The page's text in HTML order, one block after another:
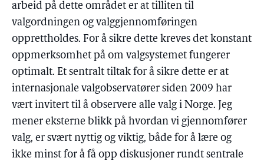
arbeid på dette området er at tilliten til
valgordningen og valggjennomføringen
opprettholdes. For å sikre dette kreves det konstant
oppmerksomhet på om valgsystemet fungerer
optimalt. Et sentralt tiltak for å sikre dette er at
internasjonale valgobservatører siden 2009 har
vært invitert til å observere alle valg i Norge. Jeg
mener eksterne blikk på hvordan vi gjennomfører
valg, er svært nyttig og viktig, både for å lære og
ikke minst for å få opp diskusjoner rundt sentrale